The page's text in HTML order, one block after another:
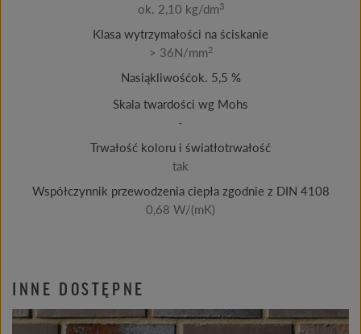
ok. 2,10 kg/dm3
Klasa wytrzymałości na ściskanie
> 36N/mm2
Nasiąkliwośćok. 5,5 %
Skala twardości wg Mohs
-
Trwałość koloru i światłotrwałość
tak
Współczynnik przewodzenia ciepła zgodnie z DIN 4108
0,68 W/(mK)
INNE DOSTĘPNE